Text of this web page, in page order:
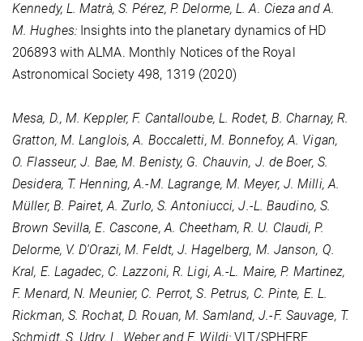
Kennedy, L. Matrà, S. Pérez, P. Delorme, L. A. Cieza and A.
M. Hughes: Insights into the planetary dynamics of HD
206893 with ALMA. Monthly Notices of the Royal
Astronomical Society498, 1319 (2020)
Mesa, D., M. Keppler, F. Cantalloube, L. Rodet, B. Charnay, R.
Gratton, M. Langlois, A. Boccaletti, M. Bonnefoy, A. Vigan,
O. Flasseur, J. Bae, M. Benisty, G. Chauvin, J. de Boer, S.
Desidera, T. Henning, A.-M. Lagrange, M. Meyer, J. Milli, A.
Müller, B. Pairet, A. Zurlo, S. Antoniucci, J.-L. Baudino, S.
Brown Sevilla, E. Cascone, A. Cheetham, R. U. Claudi, P.
Delorme, V. D'Orazi, M. Feldt, J. Hagelberg, M. Janson, Q.
Kral, E. Lagadec, C. Lazzoni, R. Ligi, A.-L. Maire, P. Martinez,
F. Menard, N. Meunier, C. Perrot, S. Petrus, C. Pinte, E. L.
Rickman, S. Rochat, D. Rouan, M. Samland, J.-F. Sauvage, T.
Schmidt, S. Udry, L. Weber and F. Wildi: VLT/SPHERE